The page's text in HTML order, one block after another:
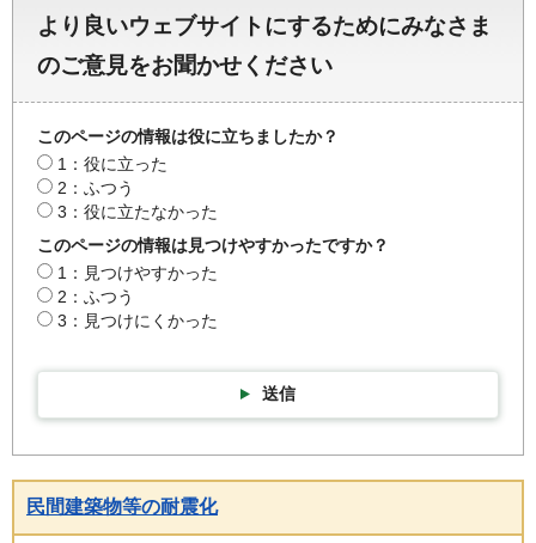
より良いウェブサイトにするためにみなさま
のご意見をお聞かせください
このページの情報は役に立ちましたか？
1：役に立った
2：ふつう
3：役に立たなかった
このページの情報は見つけやすかったですか？
1：見つけやすかった
2：ふつう
3：見つけにくかった
送信
民間建築物等の耐震化